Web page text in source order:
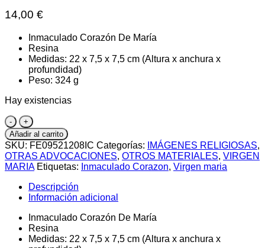
14,00 €
Inmaculado Corazón De María
Resina
Medidas: 22 x 7,5 x 7,5 cm (Altura x anchura x
profundidad)
Peso: 324 g
Hay existencias
Inmaculado
Corazón
De
María
cantidad
Añadir al carrito
SKU: FE09521208IC Categorías: IMÁGENES RELIGIOSAS,
OTRAS ADVOCACIONES, OTROS MATERIALES, VIRGEN
MARIA Etiquetas: Inmaculado Corazon, Virgen maria
Descripción
Información adicional
Inmaculado Corazón De María
Resina
Medidas: 22 x 7,5 x 7,5 cm (Altura x anchura x